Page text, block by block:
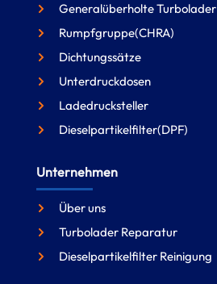
Generalüberholte Turbolader
Rumpfgruppe(CHRA)
Dichtungssätze
Unterdruckdosen
Ladedrucksteller
Dieselpartikelfilter(DPF)
Unternehmen
Über uns
Turbolader Reparatur
Dieselpartikelfilter Reinigung